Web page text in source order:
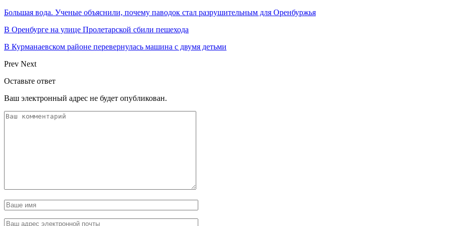
Большая вода. Ученые объяснили, почему паводок стал разрушительным для Оренбуржья
В Оренбурге на улице Пролетарской сбили пешехода
В Курманаевском районе перевернулась машина с двумя детьми
Prev Next
Оставьте ответ
Ваш электронный адрес не будет опубликован.